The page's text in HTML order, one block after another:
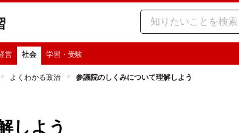
営 社会 学習・受験
よくわかる政治 参議院のしくみについて理解しよう
しよう